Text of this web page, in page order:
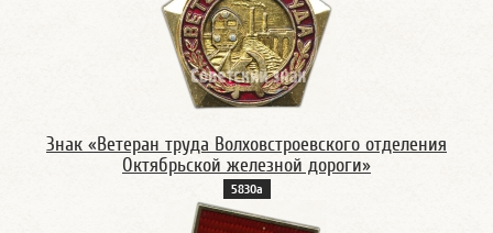
Знак «Ветеран труда Волховстроевского отделения
Октябрьской железной дороги»
5830а